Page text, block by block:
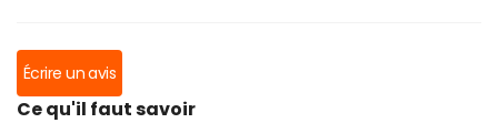
Écrire un avis
Ce qu'il faut savoir